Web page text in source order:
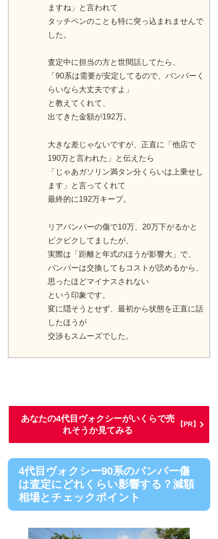
ますね」と言われて
タッチペンのことも特に突っ込まれませんで
した。
査定中に担当の方と世間話してたら、
「90系は需要が安定してるので、バンパーく
らいなら大丈夫ですよ」
と教えてくれて、
出てきた金額が192万。
大きな差じゃないですが、正直に「他店で
190万と言われた」と伝えたら
「じゃあガソリン満タン分くらいは上乗せし
ます」と言ってくれて
最終的に192万キープ。
リアバンパーの傷で10万、20万下がるかと
ビクビクしてましたが、
実際は「距離と年式のほうが影響大」で、
バンパーは交換してもコストが読めるから、
思ったほどマイナスされない
という印象です。
変に隠そうとせず、最初から状態を正直に話
したほうが
交渉もスムーズでした。
あなたの4代目ヴォクシーがいくらで売
れそうか見てみる
【PR】
4代目ヴォクシー90系のバンパー傷
は査定にどれくらい影響する？減額
相場とチェックポイント